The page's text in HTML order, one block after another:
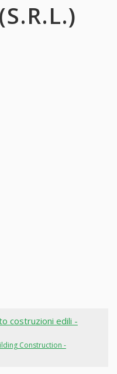
costruzioni edili -
Construction -